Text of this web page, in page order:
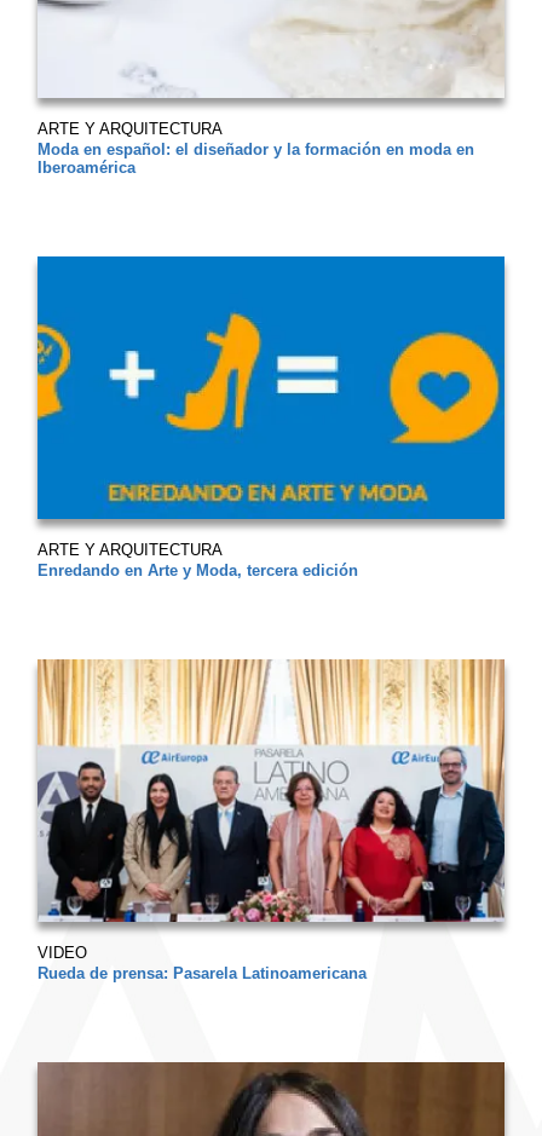
ARTE Y ARQUITECTURA
Moda en español: el diseñador y la formación en moda en
Iberoamérica
ARTE Y ARQUITECTURA
Enredando en Arte y Moda, tercera edición
VIDEO
Rueda de prensa: Pasarela Latinoamericana